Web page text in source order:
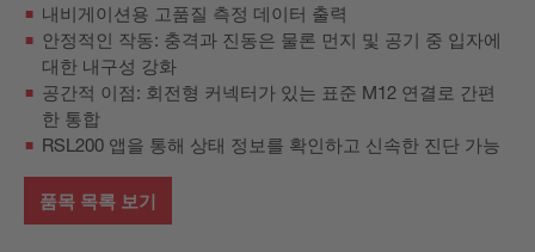
내비게이션용 고품질 측정 데이터 출력
안정적인 작동: 충격과 진동은 물론 먼지 및 공기 중 입자에
대한 내구성 강화
공간적 이점: 회전형 커넥터가 있는 표준 M12 연결로 간편
한 통합
RSL200 앱을 통해 상태 정보를 확인하고 신속한 진단 가능
품목 목록 보기